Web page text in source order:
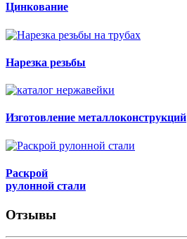
Цинкование
Нарезка резьбы
Изготовление металлоконструкций
Раскрой
рулонной стали
Отзывы